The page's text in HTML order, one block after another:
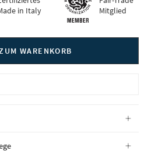
in Italy
Mitglied
WARENKORB